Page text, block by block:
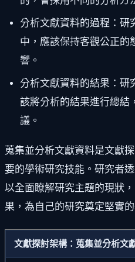
分析文獻資料的過程：研
中，應該保持客觀公正的
響。
分析文獻資料的結果：研
該將分析的結果進行總結
議。
蒐集並分析文獻資料是文獻
要的學術研究技能。研究者
以全面瞭解研究主題的現狀
果，為自己的研究奠定堅實的
文獻探討架構：蒐集並分析文